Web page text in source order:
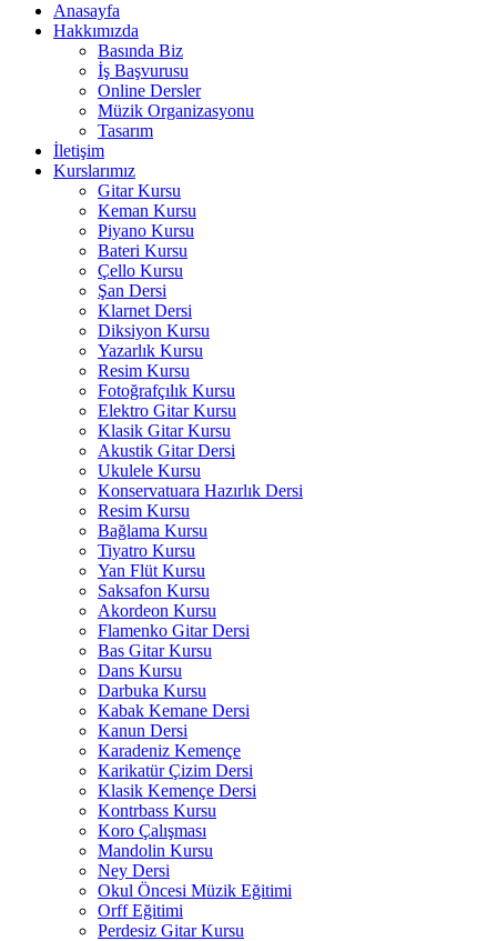
Anasayfa
Hakkımızda
Basında Biz
İş Başvurusu
Online Dersler
Müzik Organizasyonu
Tasarım
İletişim
Kurslarımız
Gitar Kursu
Keman Kursu
Piyano Kursu
Bateri Kursu
Çello Kursu
Şan Dersi
Klarnet Dersi
Diksiyon Kursu
Yazarlık Kursu
Resim Kursu
Fotoğrafçılık Kursu
Elektro Gitar Kursu
Klasik Gitar Kursu
Akustik Gitar Dersi
Ukulele Kursu
Konservatuara Hazırlık Dersi
Resim Kursu
Bağlama Kursu
Tiyatro Kursu
Yan Flüt Kursu
Saksafon Kursu
Akordeon Kursu
Flamenko Gitar Dersi
Bas Gitar Kursu
Dans Kursu
Darbuka Kursu
Kabak Kemane Dersi
Kanun Dersi
Karadeniz Kemençe
Karikatür Çizim Dersi
Klasik Kemençe Dersi
Kontrbass Kursu
Koro Çalışması
Mandolin Kursu
Ney Dersi
Okul Öncesi Müzik Eğitimi
Orff Eğitimi
Perdesiz Gitar Kursu